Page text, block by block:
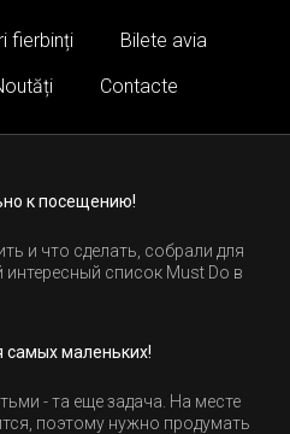
fierbinți
Bilete avia
Contacte
к посещению!
и что сделать, собрали для
список Must Do в
самых маленьких!
- та еще задача. На месте
поэтому нужно продумать